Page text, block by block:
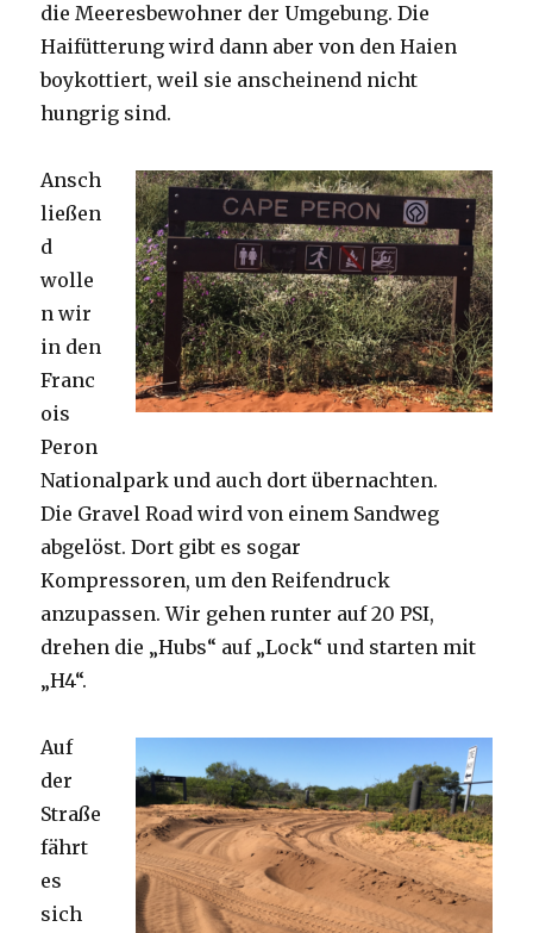
die Meeresbewohner der Umgebung. Die
Haifütterung wird dann aber von den Haien
boykottiert, weil sie anscheinend nicht
hungrig sind.
Ansch
ließen
d
wolle
n wir
in den
Franc
ois
Peron
Nationalpark und auch dort übernachten.
Die Gravel Road wird von einem Sandweg
abgelöst. Dort gibt es sogar
Kompressoren, um den Reifendruck
anzupassen. Wir gehen runter auf 20 PSI,
drehen die „Hubs“ auf „Lock“ und starten mit
„H4“.
Auf
der
Straße
fährt
es
sich